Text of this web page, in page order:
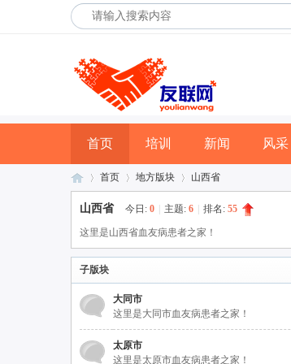
首页 培训 新闻 风采
友 »
首页
›
地方版块
›
山西省
山西省 今日: 0 主题: 6 排名: 55
这里是山西省血友病患者之家！
子版块
大同市
这里是大同市血友病患者之家！
太原市
这里是太原市血友病患者之家！